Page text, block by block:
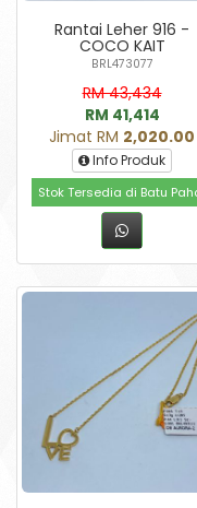
Rantai Leher 916 -
COCO KAIT
BRL473077
RM 43,434
RM 41,414
Jimat RM 2,020.00
Info Produk
Stok Tersedia di Batu